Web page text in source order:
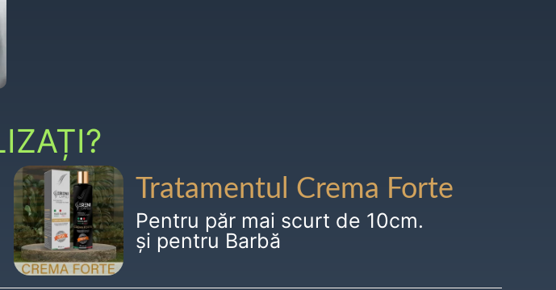
Tratamentul Crema Forte
Pentru păr mai scurt de 10cm.
și pentru Barbă